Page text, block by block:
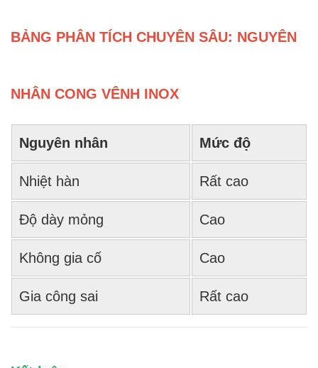
BẢNG PHÂN TÍCH CHUYÊN SÂU: NGUYÊN
NHÂN CONG VÊNH INOX
Nguyên nhân Mức độ
Nhiệt hàn Rất cao
Độ dày mỏng Cao
Không gia cố Cao
Gia công sai Rất cao